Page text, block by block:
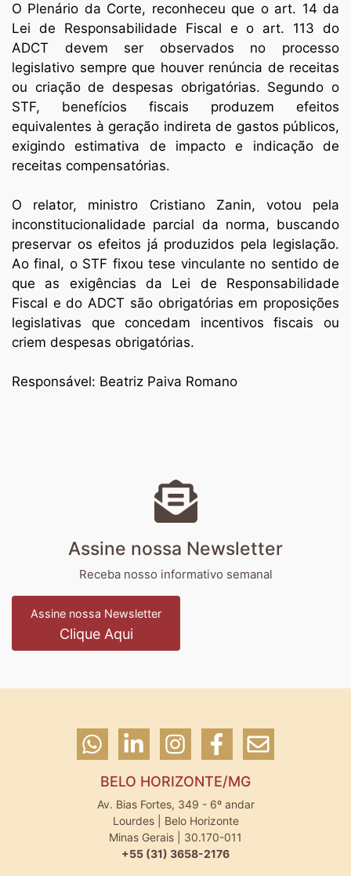
O Plenário da Corte, reconheceu que o art. 14 da
Lei de Responsabilidade Fiscal e o art. 113 do
ADCT devem ser observados no processo
legislativo sempre que houver renúncia de receitas
ou criação de despesas obrigatórias. Segundo o
STF, benefícios fiscais produzem efeitos
equivalentes à geração indireta de gastos públicos,
exigindo estimativa de impacto e indicação de
receitas compensatórias.
O relator, ministro Cristiano Zanin, votou pela
inconstitucionalidade parcial da norma, buscando
preservar os efeitos já produzidos pela legislação.
Ao final, o STF fixou tese vinculante no sentido de
que as exigências da Lei de Responsabilidade
Fiscal e do ADCT são obrigatórias em proposições
legislativas que concedam incentivos fiscais ou
criem despesas obrigatórias.
Responsável: Beatriz Paiva Romano
Assine nossa Newsletter
Receba nosso informativo semanal
Assine nossa Newsletter
Clique Aqui
BELO HORIZONTE/MG
Av. Bias Fortes, 349 - 6º andar
Lourdes | Belo Horizonte
Minas Gerais | 30.170-011
+55 (31) 3658-2176